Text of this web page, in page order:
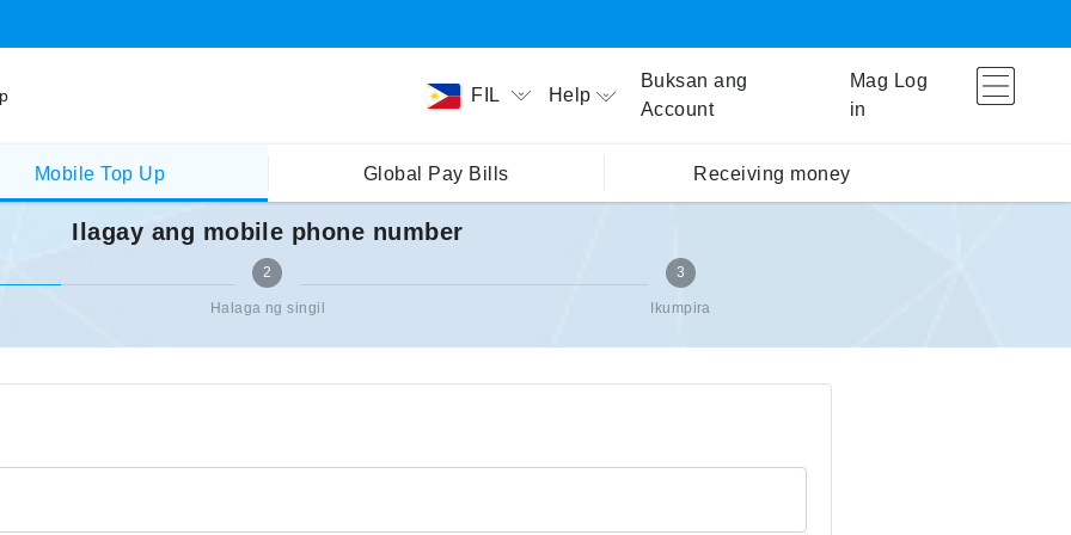
FIL Help
Buksan ang
Account
Mag Log
in
Mobile Top Up Global Pay Bills Receiving money
Ilagay ang mobile phone number
2
Halaga ng singil
3
Ikumpira